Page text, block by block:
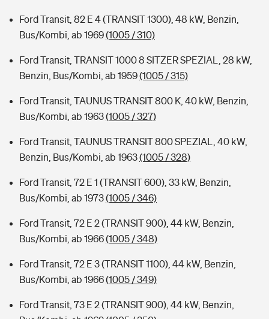
Ford Transit, 82 E 4 (TRANSIT 1300), 48 kW, Benzin,
Bus/Kombi, ab 1969(1005 / 310)
Ford Transit, TRANSIT 1000 8 SITZER SPEZIAL, 28 kW,
Benzin, Bus/Kombi, ab 1959(1005 / 315)
Ford Transit, TAUNUS TRANSIT 800 K, 40 kW, Benzin,
Bus/Kombi, ab 1963(1005 / 327)
Ford Transit, TAUNUS TRANSIT 800 SPEZIAL, 40 kW,
Benzin, Bus/Kombi, ab 1963(1005 / 328)
Ford Transit, 72 E 1 (TRANSIT 600), 33 kW, Benzin,
Bus/Kombi, ab 1973(1005 / 346)
Ford Transit, 72 E 2 (TRANSIT 900), 44 kW, Benzin,
Bus/Kombi, ab 1966(1005 / 348)
Ford Transit, 72 E 3 (TRANSIT 1100), 44 kW, Benzin,
Bus/Kombi, ab 1966(1005 / 349)
Ford Transit, 73 E 2 (TRANSIT 900), 44 kW, Benzin,